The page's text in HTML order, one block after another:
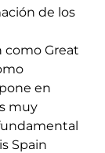
de los
como Great
en
muy
Spain